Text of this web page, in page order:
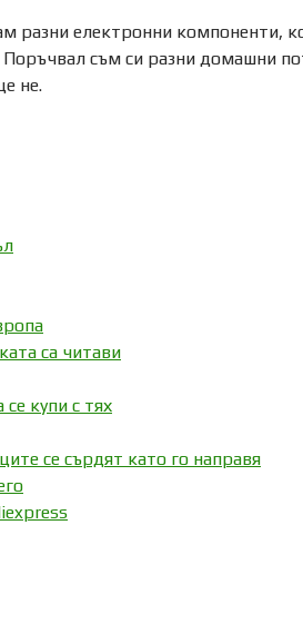
разни електронни компоненти,
съм си разни домашни
не.
са читави
купи с тях
се сърдят като го направя